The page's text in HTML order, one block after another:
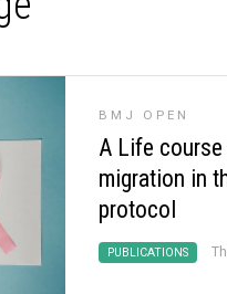
BMJ OPEN
A Life
migration in
protocol
PUBLICATIONS